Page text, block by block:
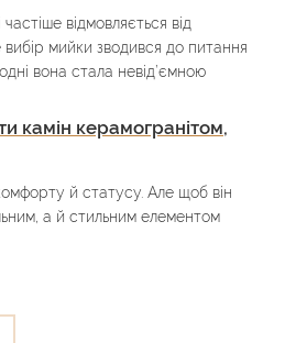
відмовляється від
мийки зводився до питання
вона стала невід’ємною
камін керамогранітом,
й статусу. Але щоб він
а й стильним елементом